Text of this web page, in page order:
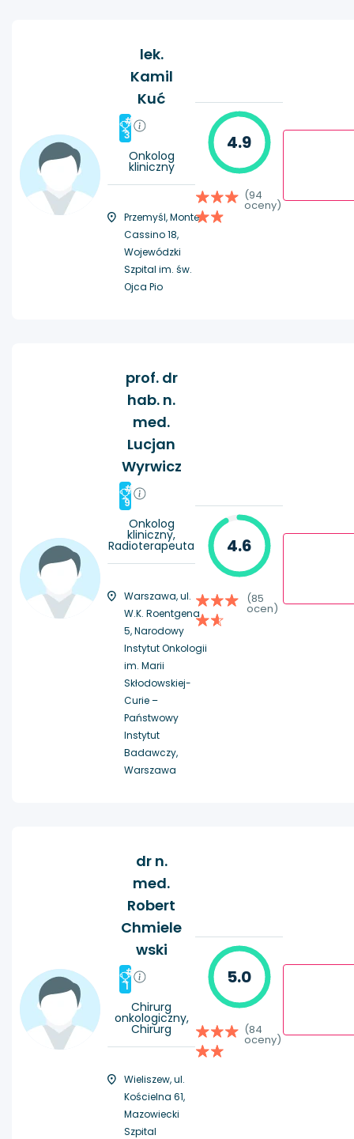
lek.
Kamil
Kuć
#
3
Onkolog
kliniczny
Przemyśl, Monte
Cassino 18,
Wojewódzki
Szpital im. św.
Ojca Pio
4.9
(94
oceny)
prof. dr
hab. n.
med.
Lucjan
Wyrwicz
#
9
Onkolog
kliniczny,
Radioterapeuta
Warszawa, ul.
W.K. Roentgena
5, Narodowy
Instytut Onkologii
im. Marii
Skłodowskiej-
Curie –
Państwowy
Instytut
Badawczy,
Warszawa
4.6
(85
ocen)
dr n.
med.
Robert
Chmiele
wski
#
1
Chirurg
onkologiczny,
Chirurg
Wieliszew, ul.
Kościelna 61,
Mazowiecki
Szpital
5.0
(84
oceny)